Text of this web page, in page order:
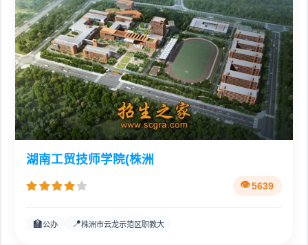
湖南工贸技师学院(株洲
5639
🏫公办 📍株洲市云龙示范区职教大